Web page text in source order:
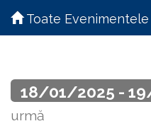
Toate Evenimentele
18/01/2025 -
urmă